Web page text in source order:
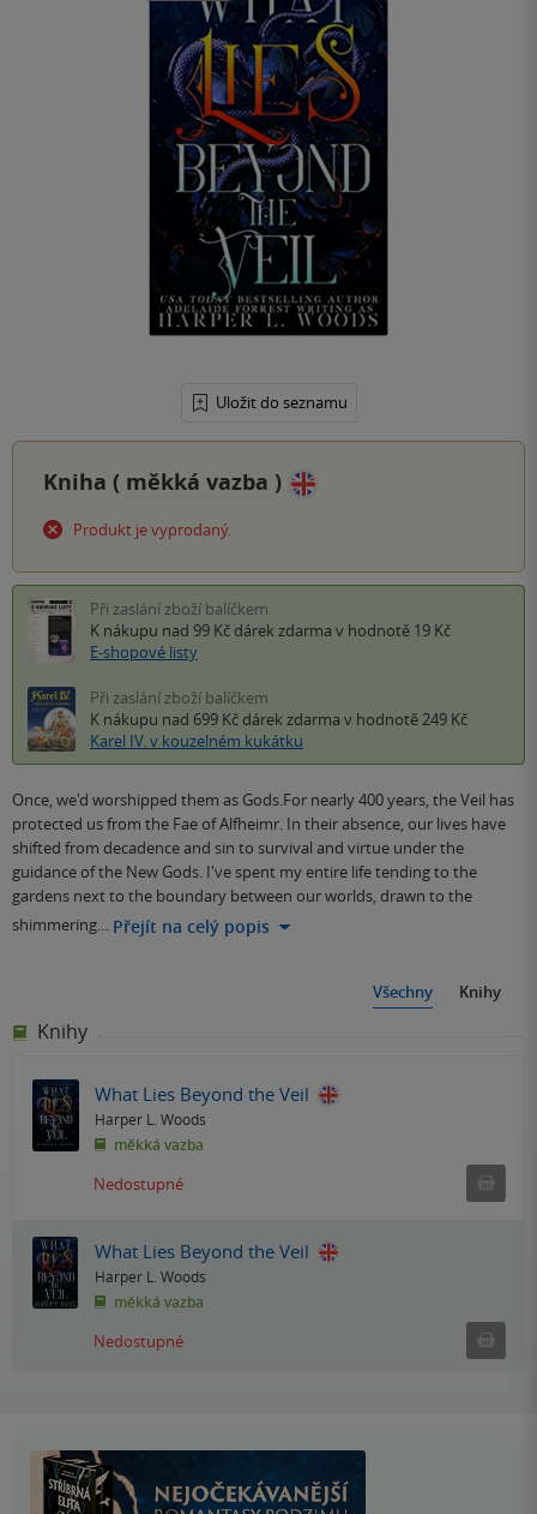
Uložit do seznamu
Kniha ( měkká vazba )
Produkt je vyprodaný.
Při zaslání zboží balíčkem
K nákupu nad 99 Kč dárek zdarma v hodnotě 19 Kč
E-shopové listy
Při zaslání zboží balíčkem
K nákupu nad 699 Kč dárek zdarma v hodnotě 249 Kč
Karel IV. v kouzelném kukátku
Once, we'd worshipped them as Gods.For nearly 400 years, the Veil has
protected us from the Fae of Alfheimr. In their absence, our lives have
shifted from decadence and sin to survival and virtue under the
guidance of the New Gods. I've spent my entire life tending to the
gardens next to the boundary between our worlds, drawn to the
shimmering… Přejít na celý popis
Všechny Knihy
Knihy
What Lies Beyond the Veil
Harper L. Woods
měkká vazba
Nedostupné
What Lies Beyond the Veil
Harper L. Woods
měkká vazba
Nedostupné